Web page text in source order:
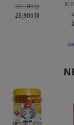
32,000원
26,900원
페